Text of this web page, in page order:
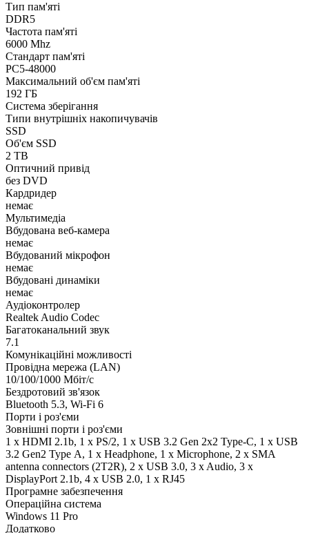
Тип пам'яті
DDR5
Частота пам'яті
6000 Mhz
Стандарт пам'яті
PC5-48000
Максимальний об'єм пам'яті
192 ГБ
Система зберігання
Типи внутрішніх накопичувачів
SSD
Об'єм SSD
2 TB
Оптичний привід
без DVD
Кардридер
немає
Мультимедіа
Вбудована веб-камера
немає
Вбудований мікрофон
немає
Вбудовані динаміки
немає
Аудіоконтролер
Realtek Audio Codec
Багатоканальний звук
7.1
Комунікаційні можливості
Провідна мережа (LAN)
10/100/1000 Мбіт/с
Бездротовий зв'язок
Bluetooth 5.3, Wi-Fi 6
Порти і роз'єми
Зовнішні порти і роз'єми
1 x HDMI 2.1b, 1 x PS/2, 1 x USB 3.2 Gen 2x2 Type-C, 1 x USB
3.2 Gen2 Type А, 1 x Нeadphone, 1 х Microphone, 2 x SMA
antenna connectors (2T2R), 2 x USB 3.0, 3 x Audio, 3 x
DisplayPort 2.1b, 4 x USB 2.0, 1 x RJ45
Програмне забезпечення
Операційна система
Windows 11 Pro
Додатково